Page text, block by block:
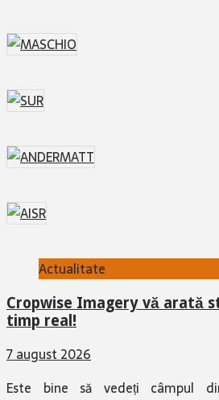
Actualitate
Cropwise Imagery vă arată
timp real!
7 august 2026
Este bine să vedeți câmpul